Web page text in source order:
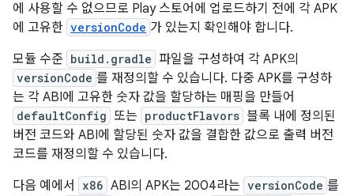
에 사용할 수 없으므로 Play 스토어에 업로드하기 전에 각 APK
에 고유한 versionCode 가 있는지 확인해야 합니다.
모듈 수준 build.gradle 파일을 구성하여 각 APK의
versionCode 를 재정의할 수 있습니다. 다중 APK를 구성하
는 각 ABI에 고유한 숫자 값을 할당하는 매핑을 만들어
defaultConfig 또는 productFlavors 블록 내에 정의된
버전 코드와 ABI에 할당된 숫자 값을 결합한 값으로 출력 버전
코드를 재정의할 수 있습니다.
다음 예에서
x86 ABI의 APK는 2004라는 versionCode 를